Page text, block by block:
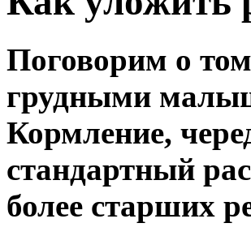
Поговорим о
грудными
Кормление,
стандартный
более старших